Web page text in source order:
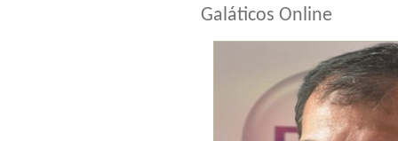
Galáticos Online